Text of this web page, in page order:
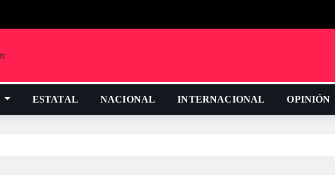
ESTATAL NACIONAL INTERNACIONAL OPINIÓN